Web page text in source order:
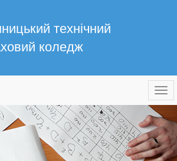
технічний
коледж